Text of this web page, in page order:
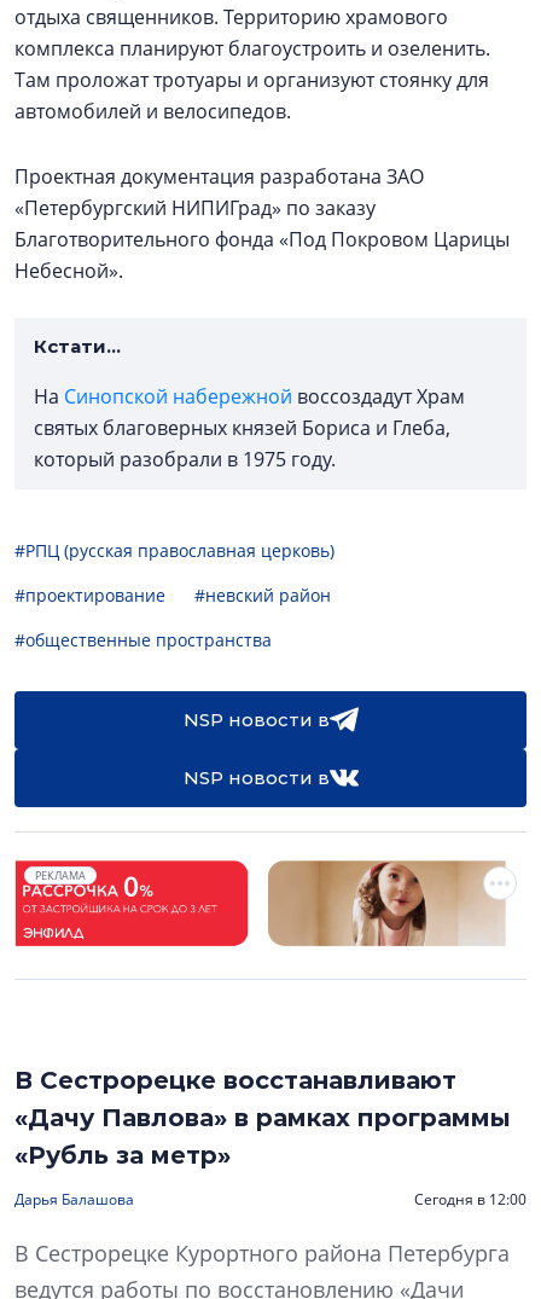
отдыха священников. Территорию храмового
комплекса планируют благоустроить и озеленить.
Там проложат тротуары и организуют стоянку для
автомобилей и велосипедов.
Проектная документация разработана ЗАО
«Петербургский НИПИГрад» по заказу
Благотворительного фонда «Под Покровом Царицы
Небесной».
Кстати...
На Синопской набережной воссоздадут Храм
святых благоверных князей Бориса и Глеба,
который разобрали в 1975 году.
#РПЦ (русская православная церковь)
#проектирование
#невский район
#общественные пространства
NSP новости в
NSP новости в
РЕКЛАМА
В Сестрорецке восстанавливают
«Дачу Павлова» в рамках программы
«Рубль за метр»
Дарья Балашова Сегодня в 12:00
В Сестрорецке Курортного района Петербурга
ведутся работы по восстановлению «Дачи